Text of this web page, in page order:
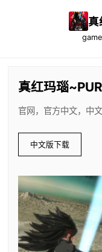
真
真红玛瑙
官网，官方中文，中
中文版下载